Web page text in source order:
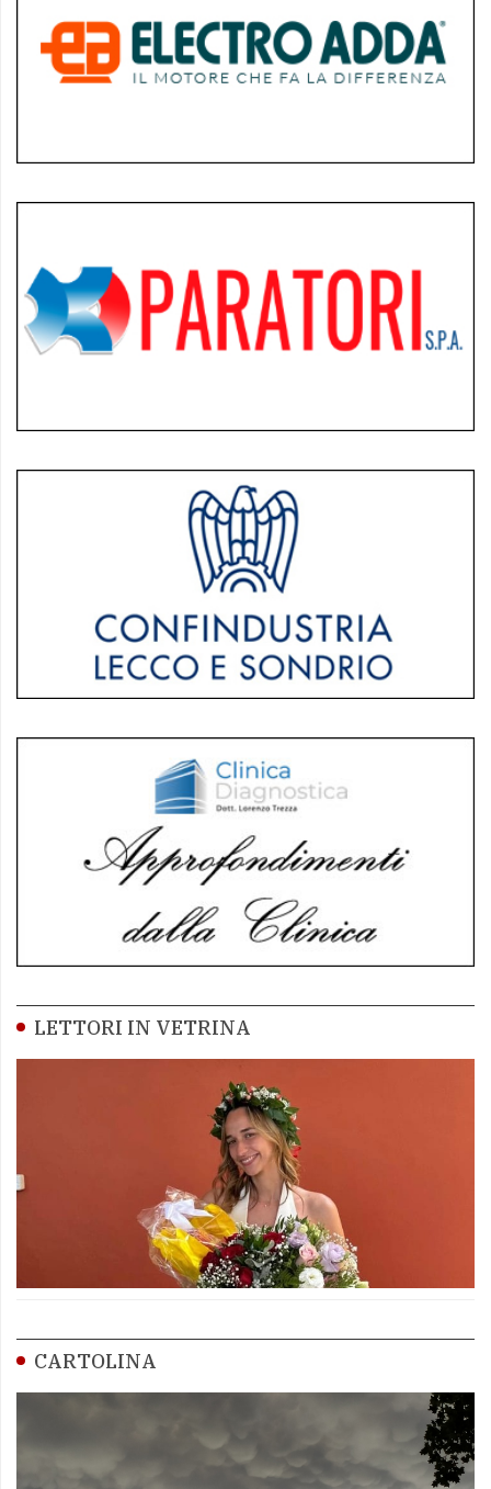
LETTORI IN VETRINA
CARTOLINA